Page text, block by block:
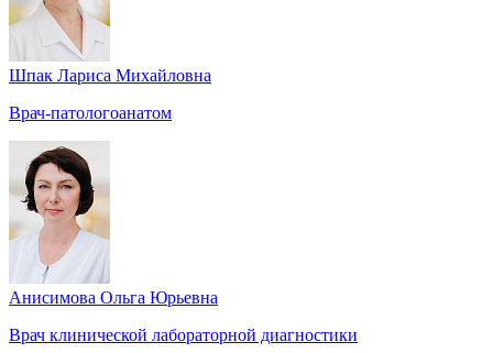
Шпак Лариса Михайловна
Врач-патологоанатом
Анисимова Ольга Юрьевна
Врач клинической лабораторной диагностики